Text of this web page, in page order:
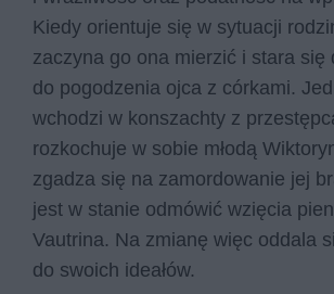
Kiedy orientuje się w sytuacji
zaczyna go ona mierzić i stara się
do pogodzenia ojca z córkami.
wchodzi w konszachty z
rozkochuje w sobie młodą
zgadza się na zamordowanie jej
jest w stanie odmówić wzięcia
Vautrina. Na zmianę więc oddala
do swoich ideałów.